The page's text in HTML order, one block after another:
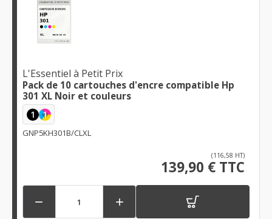
L'Essentiel à Petit Prix
Pack de 10 cartouches d'encre compatible Hp
301 XL Noir et couleurs
1 1
GNP5KH301B/CLXL
(116,58 HT)
139,90 € TTC
 